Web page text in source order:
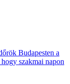
Budapesten a
szakmai napon